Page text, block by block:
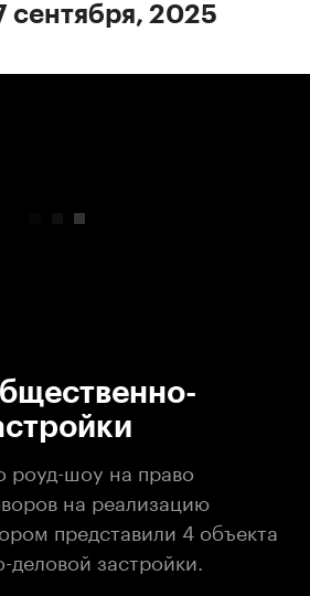
сентября, 2025
роуд-шоу на право
на реализацию
представили 4 объекта
застройки.